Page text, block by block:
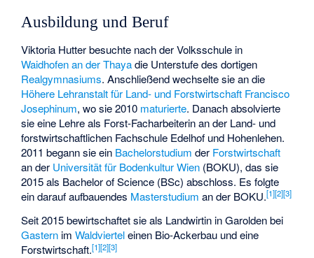
Ausbildung und Beruf
Viktoria Hutter besuchte nach der Volksschule in
Waidhofen an der Thayadie Unterstufe des dortigen
Realgymnasiums. Anschließend wechselte sie an die
Höhere Lehranstalt für Land- und Forstwirtschaft Francisco
Josephinum, wo sie 2010 maturierte. Danach absolvierte
sie eine Lehre als Forst-Facharbeiterin an der Land- und
forstwirtschaftlichen Fachschule Edelhof und Hohenlehen.
2011 begann sie ein Bachelorstudium der Forstwirtschaft
an der Universität für Bodenkultur Wien (BOKU), das sie
2015 als Bachelor of Science (BSc) abschloss. Es folgte
ein darauf aufbauendes Masterstudium an der BOKU.[1][2][3]
Seit 2015 bewirtschaftet sie als Landwirtin inGaroldenbei
Gastern imWaldvierteleinen Bio-Ackerbau und eine
Forstwirtschaft.[1][2][3]